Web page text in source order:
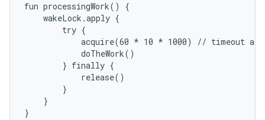
fun processingWork() {
    wakeLock.apply {
        try {
acquire(60 * 10 * 1000) // timeout
            doTheWork()
        } finally {
            release()
        }
    }
}